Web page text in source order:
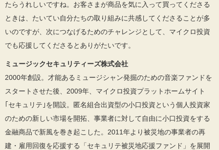
たらうれしいですね。お客さまが商品を気に入って買ってくださる
ときは、たいてい自分たちの取り組みに共感してくださることが多
いのですが、次につなげるためのチャレンジとして、マイクロ投資
でも応援してくださるとありがたいです。
ミュージックセキュリティーズ株式会社
2000年創設。才能あるミュージシャン発掘のための音楽ファンドを
スタートさせた後、2009年、マイクロ投資プラットホームサイト
｢セキュリテ｣を開設。匿名組合出資型の小口投資という個人投資家
のための新しい市場を開拓、事業者に対して自由に小口投資をする
金融商品で新風を巻き起こした。2011年より被災地の事業者の再
建・雇用回復を応援する「セキュリテ被災地応援ファンド」を展開